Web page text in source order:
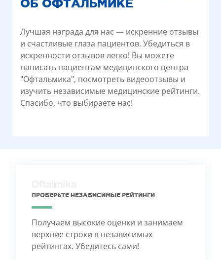
ОБ ОФТАЛЬМИКЕ
Лучшая награда для нас — искренние отзывы
и счастливые глаза пациентов. Убедиться в
искренности отзывов легко! Вы можете
написать пациентам медицинского центра
"Офтальмика", посмотреть видеоотзывы и
изучить независимые медицинские рейтинги.
Спасибо, что выбираете нас!
ПРОВЕРЬТЕ НЕЗАВИСИМЫЕ РЕЙТИНГИ
Получаем высокие оценки и занимаем
верхние строки в независимых
рейтингах. Убедитесь сами!